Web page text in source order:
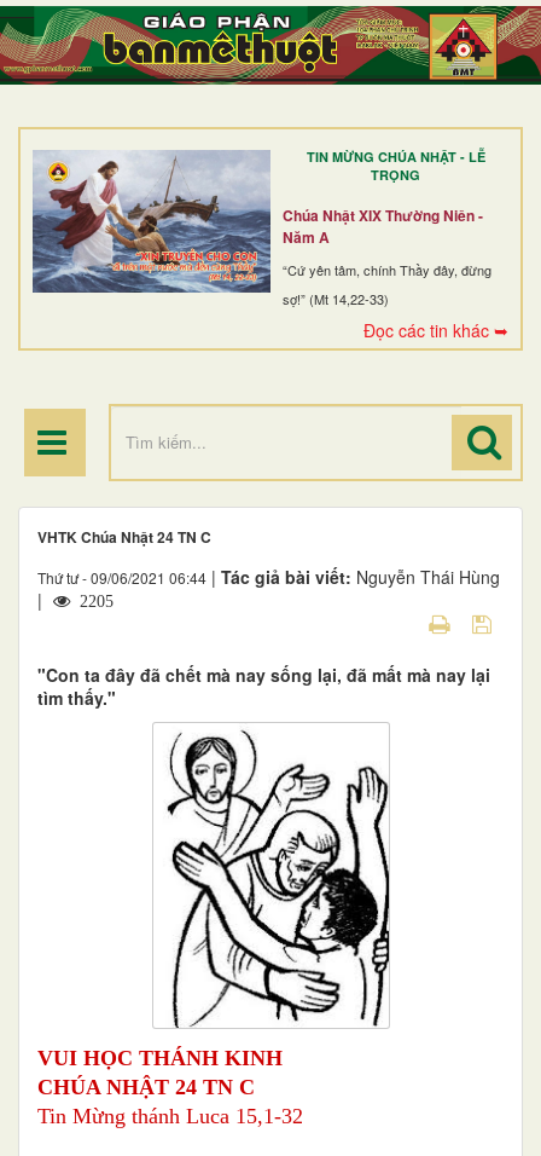
TIN MỪNG CHÚA NHẬT - LỄ
TRỌNG
Chúa Nhật XIX Thường Niên -
Năm A
“Cứ yên tâm, chính Thầy đây, đừng
sợ!” (Mt 14,22-33)
Đọc các tin khác ➥
TRANG NHẤT
GIỚI THIỆU
DÒNG TU
BAN MỤC VỤ
ĐOÀN THỂ CG
ĐIỂM HÀNH HƯƠNG
VHTK Chúa Nhật 24 TN C
Thứ tư - 09/06/2021 06:44 | Tác giả bài viết: Nguyễn Thái Hùng
|
2205
"Con ta đây đã chết mà nay sống lại, đã mất mà nay lại
tìm thấy."
VUI HỌC THÁNH KINH
CHÚA NHẬT 24 TN C
Tin Mừng thánh Luca 15,1-32